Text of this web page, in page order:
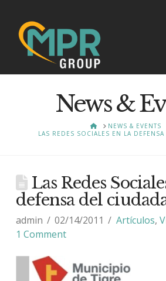
News &
HOMENEWS & EVENTS
LAS REDES SOCIALES EN LA
Las Redes
defensa del
admin 02/14/2011 Artículos,
1 Comment